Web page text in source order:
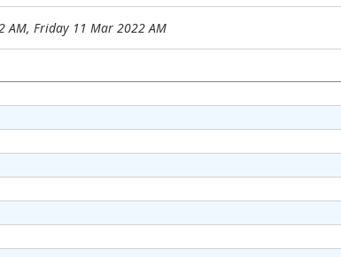
AM, Friday 11 Mar 2022 AM